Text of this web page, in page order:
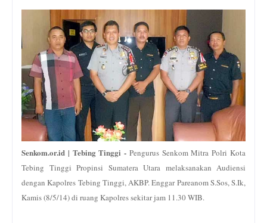
Senkom.or.id | Tebing Tinggi - Pengurus Senkom Mitra Polri Kota
Tebing Tinggi Propinsi Sumatera Utara melaksanakan Audiensi
dengan Kapolres Tebing Tinggi, AKBP. Enggar Pareanom S.Sos, S.Ik,
Kamis (8/5/14) di ruang Kapolres sekitar jam 11.30 WIB.